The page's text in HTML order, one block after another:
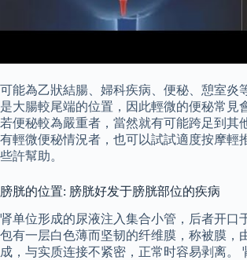
可能為乙狀結腸、婦科疾病、便秘、憩室炎
是大腸較尾端的位置，因此輕微的便秘常見
若便秘較為嚴重者，當然就有可能跨足到其
有輕微便秘情況者，也可以試試適度按摩輕
些許幫助。
膀胱的位置: 膀胱好发于膀胱部位的疾病
肾单位形成的尿液注入集合小管，后者开口
包有一层白色薄而坚韧的纤维膜，称被膜，
成，与实质连接不紧密，正常时容易剥离。